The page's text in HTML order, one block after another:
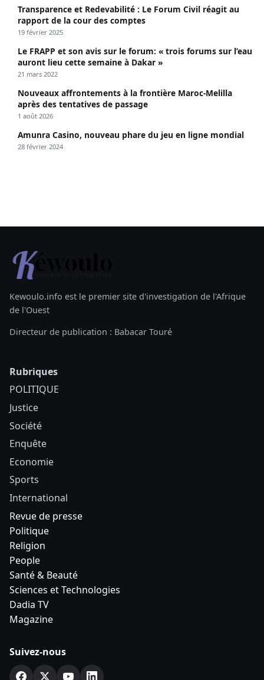
Transparence et Redevabilité : Le Forum Civil réagit au
rapport de la cour des comptes
19 février 2025
Le FRAPP et son avis sur le forum: « trois forums sur l’eau
auront lieu cette semaine à Dakar »
21 mars 2022
Nouveaux affrontements à la frontière Maroc-Melilla
après des tentatives de passage
1 août 2026
Amunra Casino, nouveau phare du jeu en ligne mondial
28 février 2024
Kewoulo.info est le premier site d'investigation de l'Afrique
de l'Ouest
Directeur de publication : Babacar Touré
Rubriques
POLITIQUE
Justice
Société
Enquête
Economie
Sports
International
Revue de presse
Politique
Religion
People
Santé & Beauté
Sciences et Technologies
Dadia TV
Magazine
Suivez-nous